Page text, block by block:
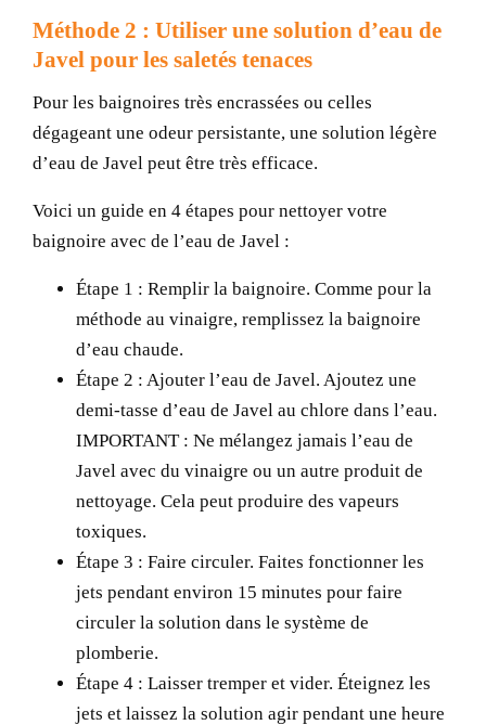
Méthode 2 : Utiliser une solution d’eau de
Javel pour les saletés tenaces
Pour les baignoires très encrassées ou celles
dégageant une odeur persistante, une solution légère
d’eau de Javel peut être très efficace.
Voici un guide en 4 étapes pour nettoyer votre
baignoire avec de l’eau de Javel :
Étape 1 : Remplir la baignoire. Comme pour la
méthode au vinaigre, remplissez la baignoire
d’eau chaude.
Étape 2 : Ajouter l’eau de Javel. Ajoutez une
demi-tasse d’eau de Javel au chlore dans l’eau.
IMPORTANT : Ne mélangez jamais l’eau de
Javel avec du vinaigre ou un autre produit de
nettoyage. Cela peut produire des vapeurs
toxiques.
Étape 3 : Faire circuler. Faites fonctionner les
jets pendant environ 15 minutes pour faire
circuler la solution dans le système de
plomberie.
Étape 4 : Laisser tremper et vider. Éteignez les
jets et laissez la solution agir pendant une heure